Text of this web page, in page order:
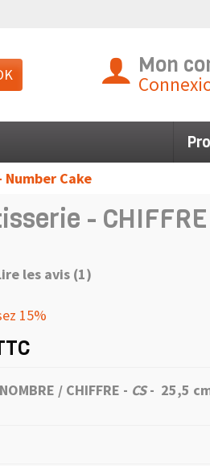
Mon
Number Cake
-
les avis (1)
15%
/ CHIFFRE - CS- 25,5